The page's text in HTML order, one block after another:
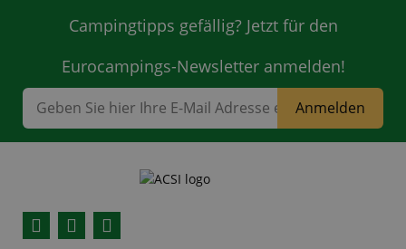
Campingtipps gefällig? Jetzt für den
Eurocampings-Newsletter anmelden!
Anmelden